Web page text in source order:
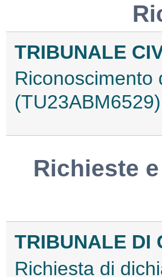
TRIBUNALE
Riconoscimento
(TU23ABM6529)
Richieste
TRIBUNALE DI
Richiesta di